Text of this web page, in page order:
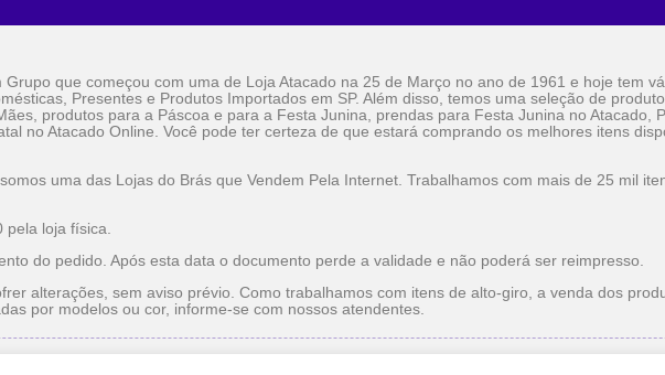
que começou com uma de Loja Atacado na 25 de Março no ano de 1961 e hoje tem
Presentes e Produtos Importados em SP. Além disso, temos uma seleção de
produtos para a Páscoa e para a Festa Junina, prendas para Festa Junina no Atacado,
no Atacado Online. Você pode ter certeza de que estará comprando os melhores itens
uma das Lojas do Brás que Vendem Pela Internet. Trabalhamos com mais de 25 mil
loja física.
do pedido. Após esta data o documento perde a validade e não poderá ser reimpresso.
alterações, sem aviso prévio. Como trabalhamos com itens de alto-giro, a venda dos
por modelos ou cor, informe-se com nossos atendentes.